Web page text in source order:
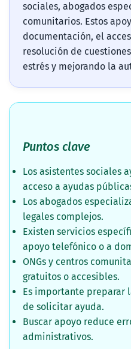
sociales, abogados
comunitarios. Estos
documentación, el
resolución de
estrés y mejorando la
Puntos clave
Los asistentes sociales
acceso a ayudas
Los abogados
legales complejos.
Existen servicios
apoyo telefónico o a
ONGs y centros
gratuitos o accesibles.
Es importante preparar
de solicitar ayuda.
Buscar apoyo reduce
administrativos.